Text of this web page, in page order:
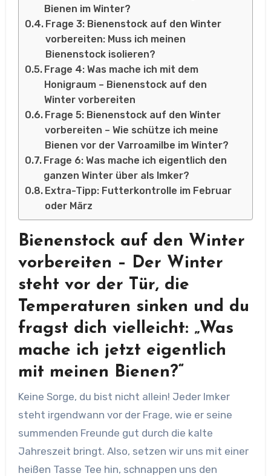
Bienen im Winter?
Frage 3: Bienenstock auf den Winter
vorbereiten: Muss ich meinen
Bienenstock isolieren?
Frage 4: Was mache ich mit dem
Honigraum – Bienenstock auf den
Winter vorbereiten
Frage 5: Bienenstock auf den Winter
vorbereiten – Wie schütze ich meine
Bienen vor der Varroamilbe im Winter?
Frage 6: Was mache ich eigentlich den
ganzen Winter über als Imker?
Extra-Tipp: Futterkontrolle im Februar
oder März
Bienenstock auf den Winter
vorbereiten – Der Winter
steht vor der Tür, die
Temperaturen sinken und du
fragst dich vielleicht: „Was
mache ich jetzt eigentlich
mit meinen Bienen?“
Keine Sorge, du bist nicht allein! Jeder Imker
steht irgendwann vor der Frage, wie er seine
summenden Freunde gut durch die kalte
Jahreszeit bringt. Also, setzen wir uns mit einer
heißen Tasse Tee hin, schnappen uns den